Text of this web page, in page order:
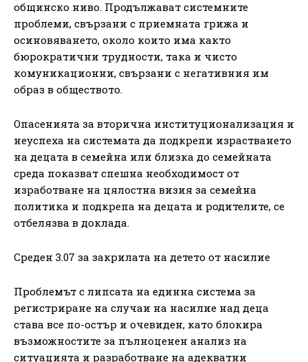
общинско ниво. Продължават системните
проблеми, свързани с приемната грижа и
осиновяването, около които има както
бюрократични трудности, така и чисто
комуникационни, свързани с негативния им
образ в обществото.
Опасенията за вторична институционализация и
неуспеха на системата да подкрепи израстването
на децата в семейна или близка до семейната
среда показват спешна необходимост от
изработване на цялостна визия за семейна
политика и подкрепа на децата и родителите, се
отбелязва в доклада.
Среден 3.07 за закрилата на детето от насилие
Проблемът с липсата на единна система за
регистриране на случаи на насилие над деца
става все по-остър и очевиден, като блокира
възможностите за пълноценен анализ на
ситуацията и разработване на адекватни